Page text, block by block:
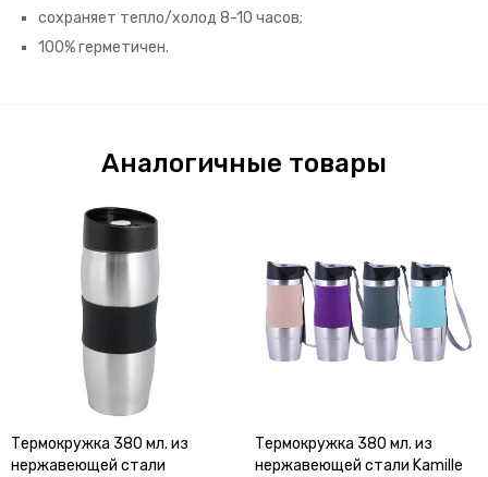
сохраняет тепло/холод 8-10 часов;
100% герметичен.
Аналогичные товары
Термокружка 380 мл. из
нержавеющей стали
Термокружка 380 мл. из
нержавеющей стали Kamille